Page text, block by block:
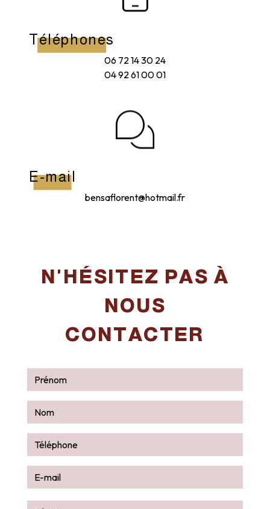
Téléphones
06 72 14 30 24
04 92 61 00 01
E-mail
bensaflorent@hotmail.fr
N'HÉSITEZ PAS À
NOUS
CONTACTER